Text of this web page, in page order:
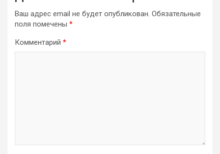
Ваш адрес email не будет опубликован. Обязательные
поля помечены *
Комментарий *